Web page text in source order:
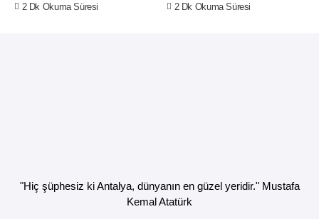
2 Dk Okuma Süresi 2 Dk Okuma Süresi
"Hiç şüphesiz ki Antalya, dünyanın en güzel yeridir." Mustafa
Kemal Atatürk